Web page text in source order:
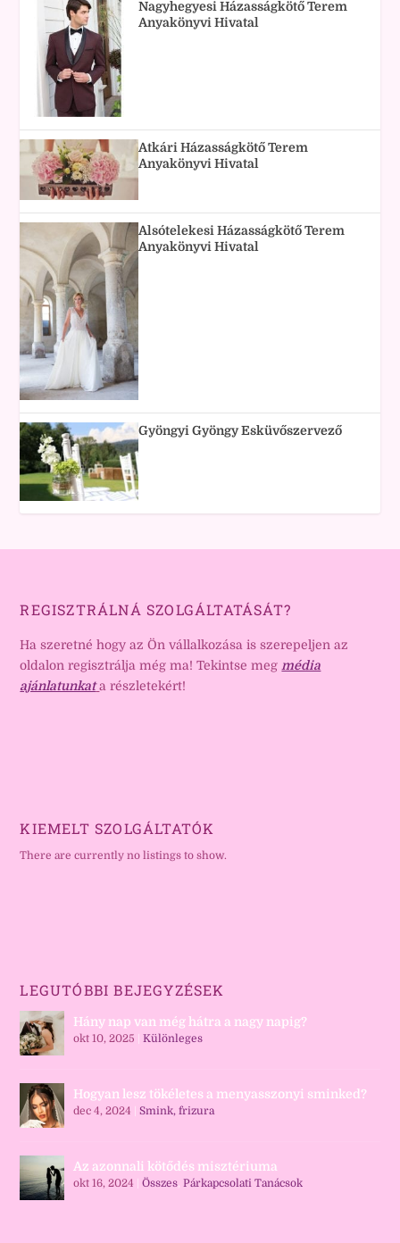
Nagyhegyesi Házasságkötő Terem
Anyakönyvi Hivatal
Atkári Házasságkötő Terem
Anyakönyvi Hivatal
Alsótelekesi Házasságkötő Terem
Anyakönyvi Hivatal
Gyöngyi Gyöngy Esküvőszervező
REGISZTRÁLNÁ SZOLGÁLTATÁSÁT?
Ha szeretné hogy az Ön vállalkozása is szerepeljen az
oldalon regisztrálja még ma! Tekintse meg média
ajánlatunkat a részletekért!
KIEMELT SZOLGÁLTATÓK
There are currently no listings to show.
LEGUTÓBBI BEJEGYZÉSEK
Hány nap van még hátra a nagy napig?
okt 10, 2025 |Különleges
Hogyan lesz tökéletes a menyasszonyi sminked?
dec 4, 2024 |Smink, frizura
Az azonnali kötődés misztériuma
okt 16, 2024 |Összes,Párkapcsolati Tanácsok